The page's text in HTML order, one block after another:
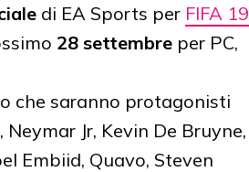
di EA Sports per FIFA 19
28 settembre per PC,
che saranno protagonisti
Jr, Kevin De Bruyne,
Embiid, Quavo, Steven